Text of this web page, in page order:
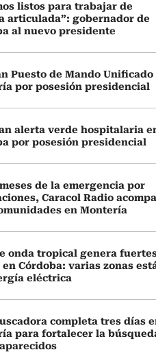
listos para trabajar de
articulada”: gobernador de
al nuevo presidente
Puesto de Mando Unificado
por posesión presidencial
alerta verde hospitalaria
por posesión presidencial
de la emergencia por
Caracol Radio
en Montería
onda tropical genera
Córdoba: varias zonas
eléctrica
completa tres días
para fortalecer la